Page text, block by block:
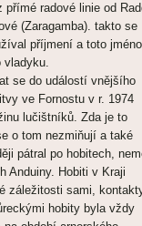
radové linie od
(Zaragamba). takto se
příjmení a toto jméno
vladyku.
se do událostí vnějšího
ve Fornostu v r. 1974
lučištníků. Zda je to
o tom nezmiňují a také
pátral po hobitech,
Anduiny. Hobiti v Kraji
záležitosti sami,
hobity byla vždy